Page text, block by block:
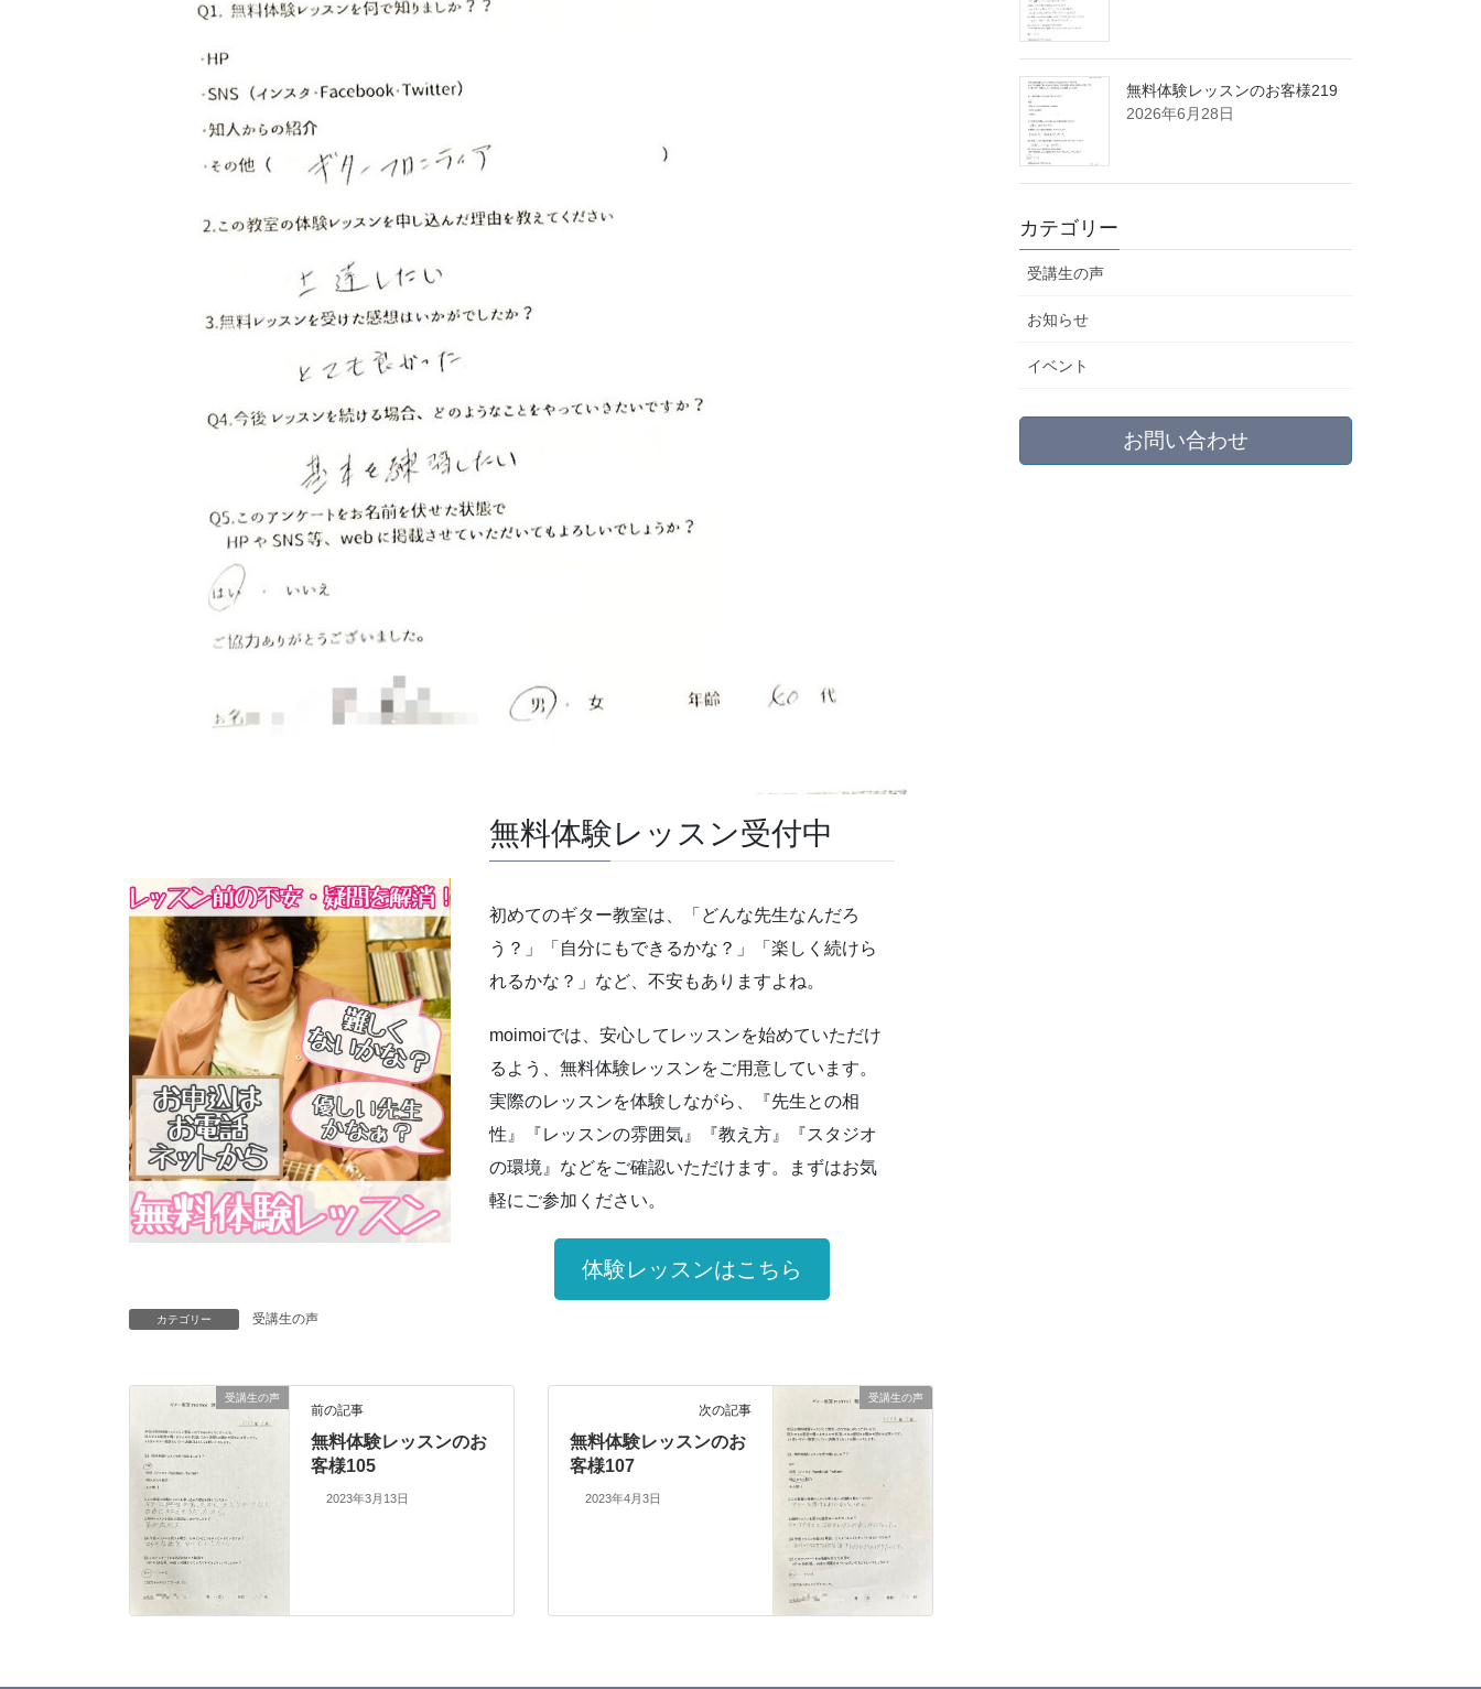
無料体験レッスン受付中
初めてのギター教室は、「どんな先生なんだろ
う？」「自分にもできるかな？」「楽しく続けら
れるかな？」など、不安もありますよね。
moimoiでは、安心してレッスンを始めていただけ
るよう、無料体験レッスンをご用意しています。
実際のレッスンを体験しながら、『先生との相
性』『レッスンの雰囲気』『教え方』『スタジオ
の環境』などをご確認いただけます。まずはお気
軽にご参加ください。
体験レッスンはこちら
カテゴリー 受講生の声
受講生の声
前の記事
無料体験レッスンのお
客様105
2023年3月13日
受講生の声
次の記事
無料体験レッスンのお
客様107
2023年4月3日
無料体験レッスンのお客様219
2026年6月28日
カテゴリー
受講生の声
お知らせ
イベント
お問い合わせ